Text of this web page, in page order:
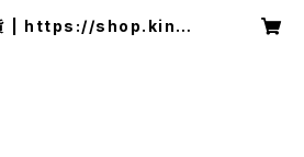
貨 | https://shop.kinal